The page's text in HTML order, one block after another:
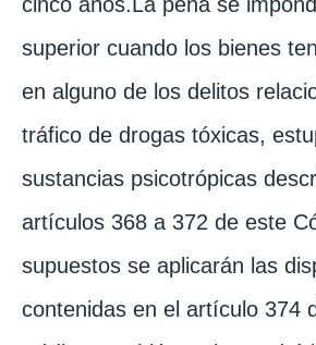
superior cuando los bienes
en alguno de los delitos
tráfico de drogas tóxicas,
sustancias psicotrópicas
artículos 368 a 372 de este
supuestos se aplicarán las
contenidas en el artículo 374